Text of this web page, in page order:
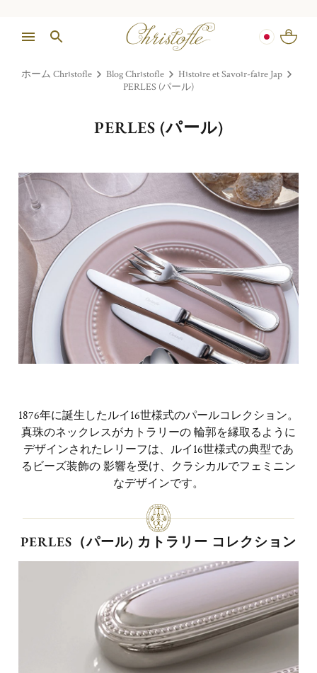
ホーム Christofle Blog Christofle
Histoire et Savoir-faire Jap
PERLES (パール)
PERLES (パール)
1876年に誕生したルイ16世様式のパールコレクション。
真珠のネックレスがカトラリーの 輪郭を縁取るように
デザインされたレリーフは、ルイ16世様式の典型であ
るビーズ装飾の 影響を受け、クラシカルでフェミニン
なデザインです。
PERLES（パール) カトラリー コレクション